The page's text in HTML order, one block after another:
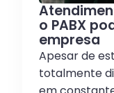
o PABX
empresa
Apesar de
totalmente